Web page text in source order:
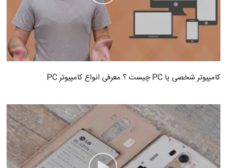
کامپیوتر شخصی یا PC چیست ؟ معرفی انواع کامپیوتر PC